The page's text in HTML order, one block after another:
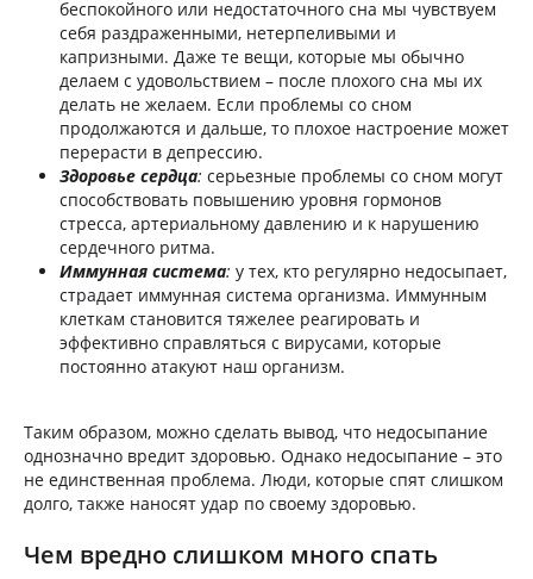
беспокойного или недостаточного сна мы чувствуем
себя раздраженными, нетерпеливыми и
капризными. Даже те вещи, которые мы обычно
делаем с удовольствием – после плохого сна мы их
делать не желаем. Если проблемы со сном
продолжаются и дальше, то плохое настроение может
перерасти в депрессию.
Здоровье сердца: серьезные проблемы со сном могут
способствовать повышению уровня гормонов
стресса, артериальному давлению и к нарушению
сердечного ритма.
Иммунная система: у тех, кто регулярно недосыпает,
страдает иммунная система организма. Иммунным
клеткам становится тяжелее реагировать и
эффективно справляться с вирусами, которые
постоянно атакуют наш организм.
Таким образом, можно сделать вывод, что недосыпание
однозначно вредит здоровью. Однако недосыпание – это
не единственная проблема. Люди, которые спят слишком
долго, также наносят удар по своему здоровью.
Чем вредно слишком много спать